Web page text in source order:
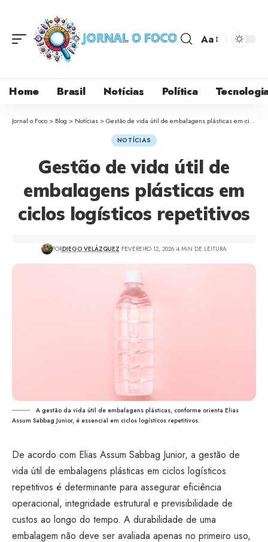
Aa
Home Brasil Notícias Política
Jornal o Foco > Blog > Notícias >Gestão de vida útil de embalagens plásticas em ciclos logísticos repetitivos
NOTÍCIAS
Gestão de vida útil de
embalagens plásticas em
ciclos logísticos repetitivos
PORDIEGO VELÁZQUEZ FEVEREIRO 12, 2026 4 MIN DE LEITURA
A gestão da vida útil de embalagens plásticas, conforme orienta Elias
Assum Sabbag Junior, é essencial em ciclos logísticos repetitivos.
De acordo com Elias Assum Sabbag Junior, a gestão de
vida útil de embalagens plásticas em ciclos logísticos
repetitivos é determinante para assegurar eficiência
operacional, integridade estrutural e previsibilidade de
custos ao longo do tempo. A durabilidade de uma
embalagem não deve ser avaliada apenas no primeiro uso,